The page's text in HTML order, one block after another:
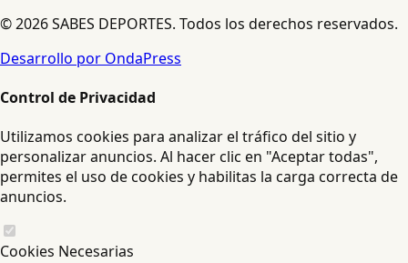
© 2026 SABES DEPORTES. Todos los derechos reservados.
Desarrollo por OndaPress
Control de Privacidad
Utilizamos cookies para analizar el tráfico del sitio y
personalizar anuncios. Al hacer clic en "Aceptar todas",
permites el uso de cookies y habilitas la carga correcta de
anuncios.
Cookies Necesarias